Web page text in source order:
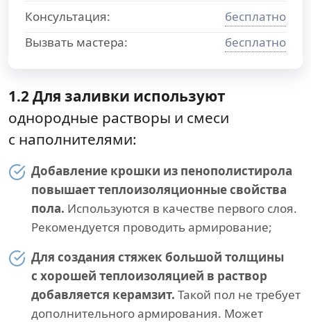
Консультация:
бесплатно
Вызвать мастера:
бесплатно
1.2 Для заливки используют
однородные растворы и смеси
с наполнителями:
Добавление крошки из пенополистирола
повышает теплоизоляционные свойства
пола. Используются в качестве первого слоя.
Рекомендуется проводить армирование;
Для создания стяжек большой толщины
с хорошей теплоизоляцией в раствор
добавляется керамзит. Такой пол не требует
дополнительного армирования. Может